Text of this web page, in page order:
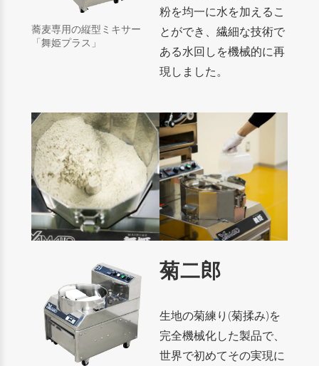
蕎麦専用の縦型ミキサー
「舞姫プラス」
粉を均一に水を加えるこ
とができ、繊細な技術で
ある水回しを機械的に再
現しました。
菊二郎
生地の菊練り(菊揉み)を
完全機械化した製品で、
世界で初めてその実現に